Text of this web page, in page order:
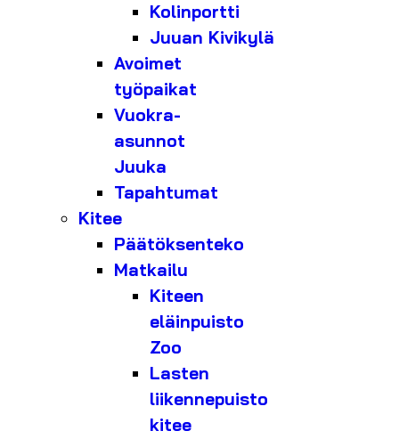
Kolinportti
Juuan Kivikylä
Avoimet
työpaikat
Vuokra-
asunnot
Juuka
Tapahtumat
Kitee
Päätöksenteko
Matkailu
Kiteen
eläinpuisto
Zoo
Lasten
liikennepuisto
kitee